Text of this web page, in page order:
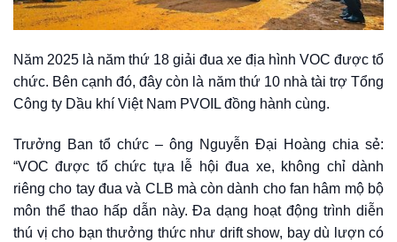
Năm 2025 là năm thứ 18 giải đua xe địa hình VOC được tổ
chức. Bên cạnh đó, đây còn là năm thứ 10 nhà tài trợ Tổng
Công ty Dầu khí Việt Nam PVOIL đồng hành cùng.
Trưởng Ban tổ chức – ông Nguyễn Đại Hoàng chia sẻ:
“VOC được tổ chức tựa lễ hội đua xe, không chỉ dành
riêng cho tay đua và CLB mà còn dành cho fan hâm mộ bộ
môn thể thao hấp dẫn này. Đa dạng hoạt động trình diễn
thú vị cho bạn thưởng thức như drift show, bay dù lượn có